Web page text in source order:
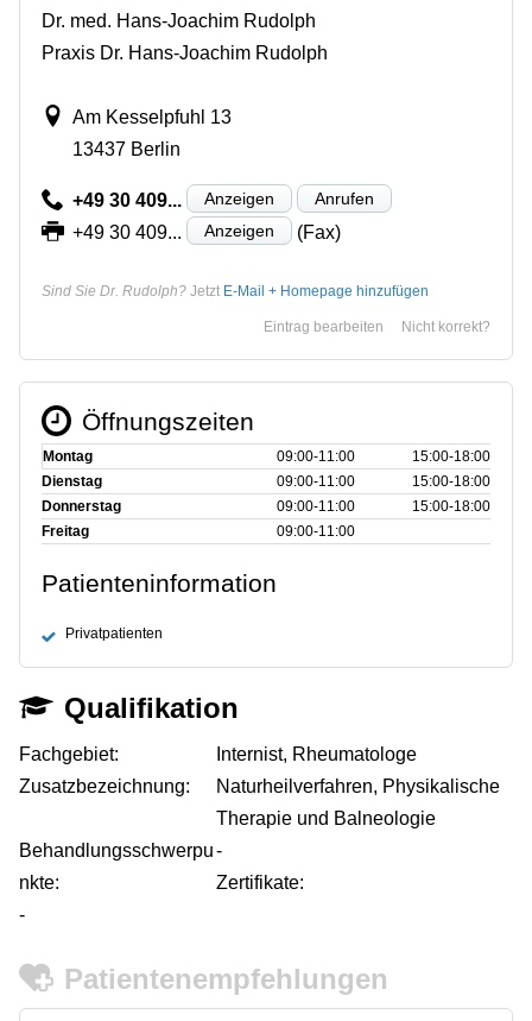
Dr. med. Hans-Joachim Rudolph
Praxis Dr. Hans-Joachim Rudolph
Am Kesselpfuhl 13
13437 Berlin
+49 30 409... Anzeigen Anrufen
+49 30 409... Anzeigen (Fax)
Sind Sie Dr. Rudolph? Jetzt E-Mail + Homepage hinzufügen
Nicht korrekt?
Eintrag bearbeiten
Öffnungszeiten
Montag 09:00‑11:00
15:00‑18:00
Dienstag
09:00‑11:00
15:00‑18:00
Donnerstag
09:00‑11:00
15:00‑18:00
Freitag
09:00‑11:00
Patienteninformation
Privatpatienten
Qualifikation
Fachgebiet:
Internist, Rheumatologe
Zusatzbezeichnung:
Naturheilverfahren, Physikalische
Therapie und Balneologie
Behandlungsschwerpu
nkte:
-
Zertifikate:
-
Patientenempfehlungen